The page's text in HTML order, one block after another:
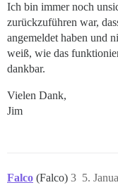
Ich bin immer noch
zurückzuführen war,
angemeldet haben und
weiß, wie das
dankbar.
Vielen Dank,
Jim
Falco (Falco) 5.
3